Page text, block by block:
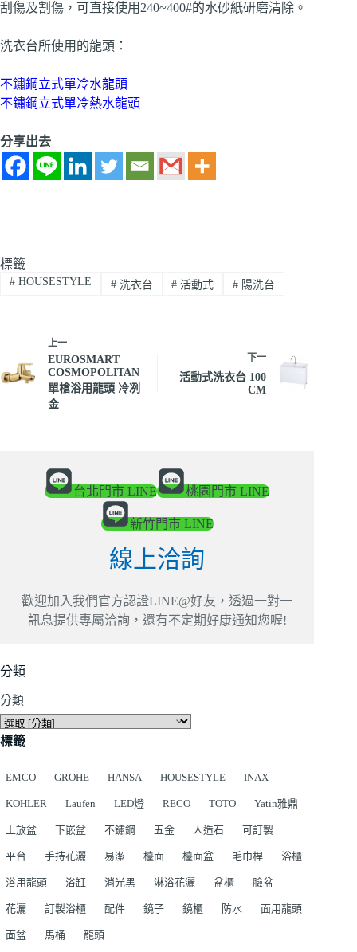
刮傷及割傷，可直接使用240~400#的水砂紙研磨清除。
洗衣台所使用的龍頭：
不鏽鋼立式單冷水龍頭
不鏽鋼立式單冷熱水龍頭
分享出去
標籤
#HOUSESTYLE #洗衣台 # 活動式 # 陽洗台
上一
EUROSMART
COSMOPOLITAN
單槍浴用龍頭 冷冽
金
下一
活動式洗衣台 100
CM
台北門市 LINE 桃園門市 LINE
新竹門市 LINE
線上洽詢
歡迎加入我們官方認證LINE@好友，透過一對一
訊息提供專屬洽詢，還有不定期好康通知您喔!
分類
分類
標籤
EMCO GROHE HANSA HOUSESTYLE INAX
KOHLER Laufen LED燈 RECO TOTO Yatin雅鼎
上放盆 下嵌盆 不鏽鋼 五金 人造石 可訂製
平台 手持花灑 易潔 檯面 檯面盆 毛巾桿 浴櫃
浴用龍頭 浴缸 消光黑 淋浴花灑 盆櫃 臉盆
花灑 訂製浴櫃 配件 鏡子 鏡櫃 防水 面用龍頭
面盆 馬桶 龍頭